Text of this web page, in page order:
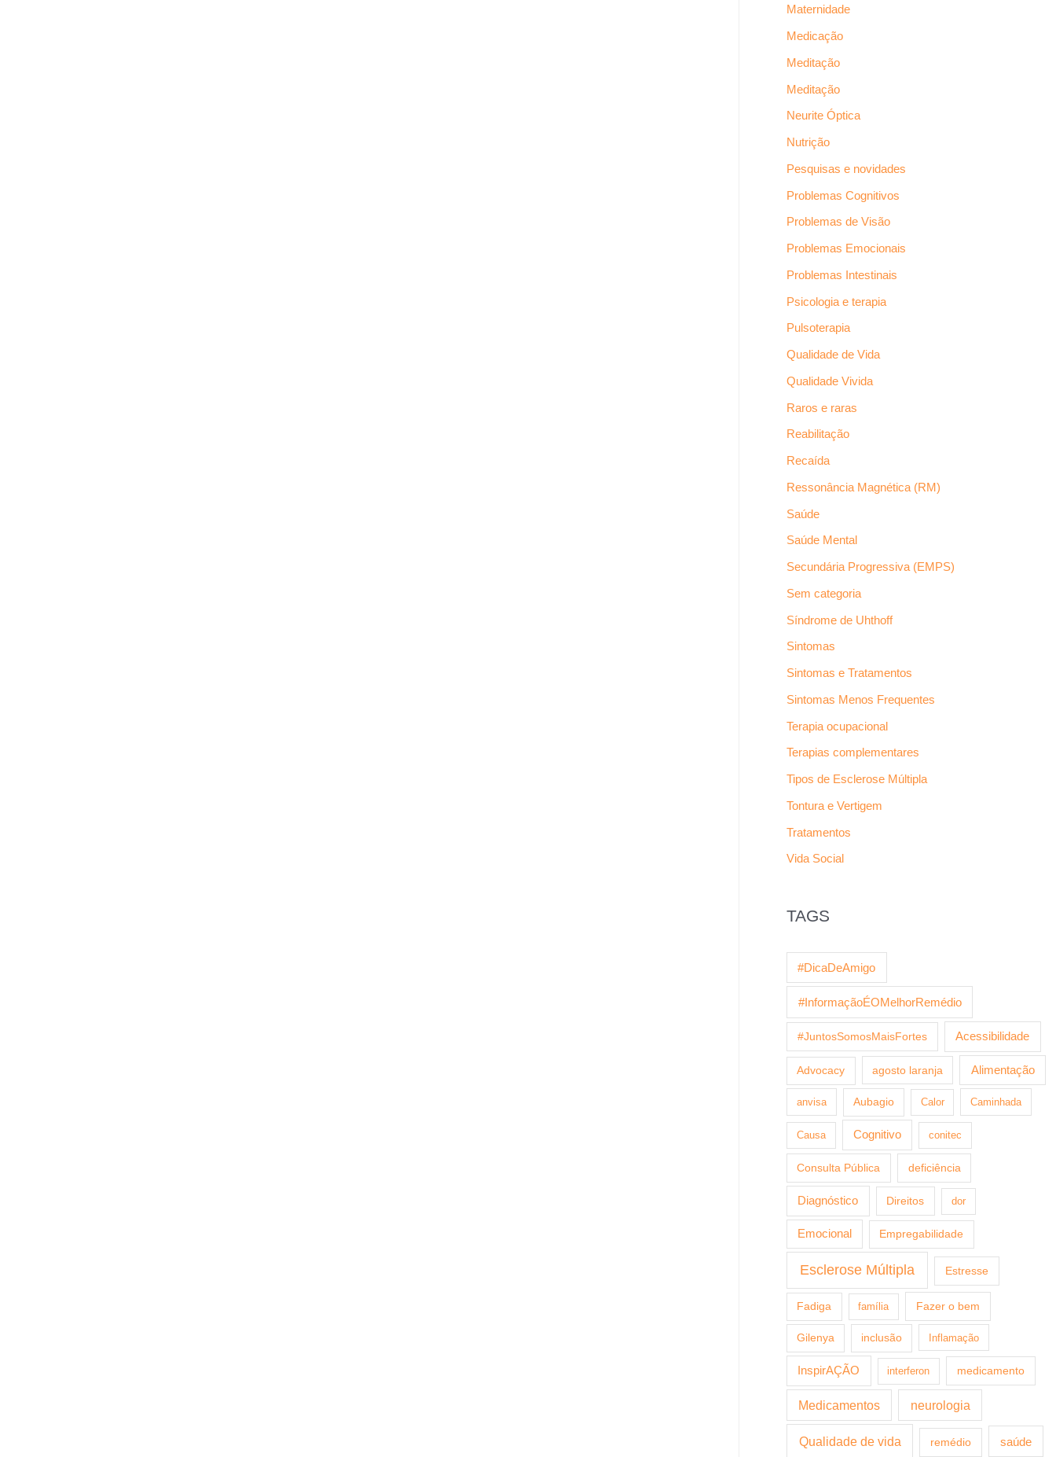
Maternidade
Medicação
Meditação
Meditação
Neurite Óptica
Nutrição
Pesquisas e novidades
Problemas Cognitivos
Problemas de Visão
Problemas Emocionais
Problemas Intestinais
Psicologia e terapia
Pulsoterapia
Qualidade de Vida
Qualidade Vivida
Raros e raras
Reabilitação
Recaída
Ressonância Magnética (RM)
Saúde
Saúde Mental
Secundária Progressiva (EMPS)
Sem categoria
Síndrome de Uhthoff
Sintomas
Sintomas e Tratamentos
Sintomas Menos Frequentes
Terapia ocupacional
Terapias complementares
Tipos de Esclerose Múltipla
Tontura e Vertigem
Tratamentos
Vida Social
TAGS
#DicaDeAmigo
#InformaçãoÉOMelhorRemédio
#JuntosSomosMaisFortes Acessibilidade
Advocacy agosto laranja Alimentação
anvisa Aubagio Calor Caminhada
Causa Cognitivo conitec
Consulta Pública deficiência
Diagnóstico Direitos dor
Emocional Empregabilidade
Esclerose Múltipla Estresse
Fadiga família Fazer o bem
Gilenya inclusão Inflamação
InspirAÇÃO interferon medicamento
Medicamentos neurologia
Qualidade de vida remédio saúde